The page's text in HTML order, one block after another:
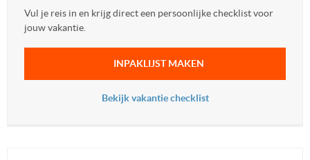
Vul je reis in en krijg direct een persoonlijke checklist voor
jouw vakantie.
INPAKLIJST MAKEN
Bekijk vakantie checklist